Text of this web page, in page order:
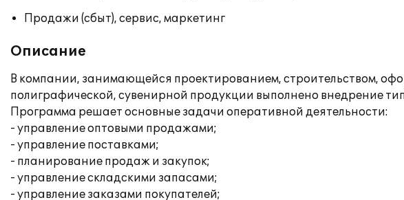
Продажи (сбыт), сервис, маркетинг
Описание
В компании, занимающейся проектированием, строительством,
полиграфической, сувенирной продукции выполнено внедрение
Программа решает основные задачи оперативной деятельности:
- управление оптовыми продажами;
- управление поставками;
- планирование продаж и закупок;
- управление складскими запасами;
- управление заказами покупателей;